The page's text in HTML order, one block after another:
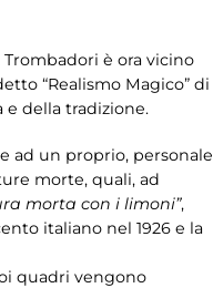
è ora vicino
“Realismo Magico” di
e della tradizione.
ad un proprio, personale
morte, quali, ad
morta con i limoni”,
italiano nel 1926 e la
quadri vengono